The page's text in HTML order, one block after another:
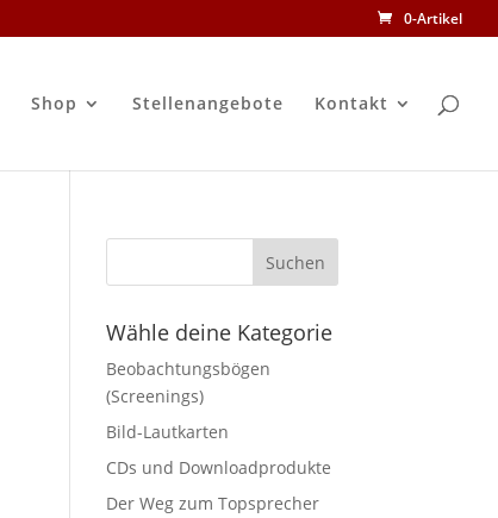
0-Artikel
Shop Stellenangebote Kontakt
Wähle deine Kategorie
Beobachtungsbögen
(Screenings)
Bild-Lautkarten
CDs und Downloadprodukte
Der Weg zum Topsprecher